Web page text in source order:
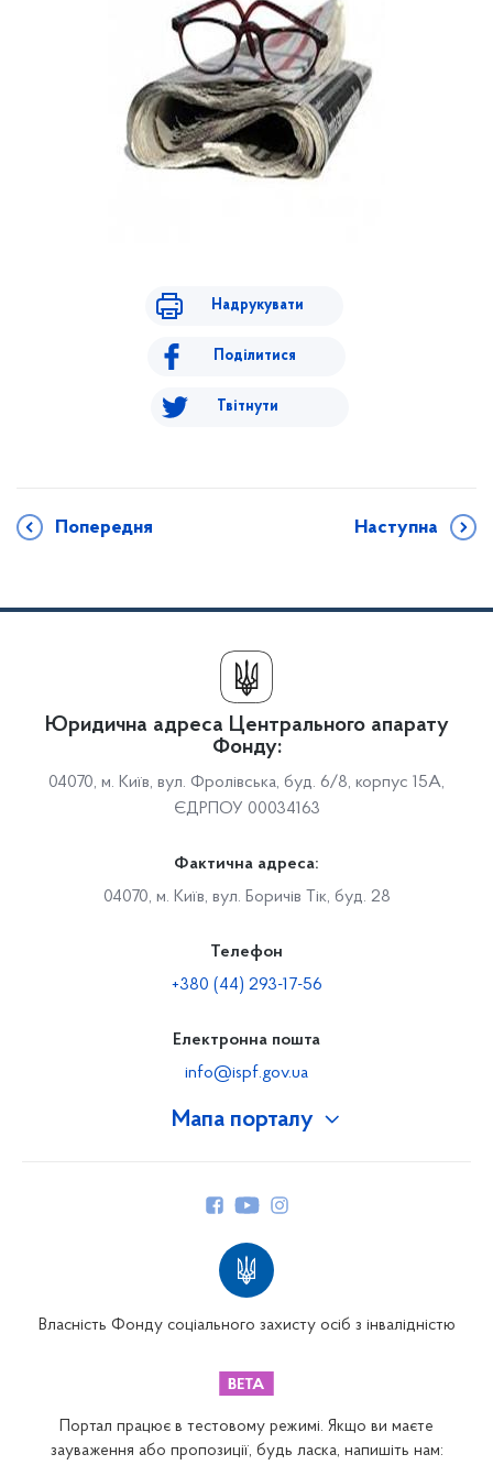
Надрукувати
Поділитися
Твітнути
Попередня Наступна
Мапа порталу
Закарпатське відділення
Юридична адреса Центрального апарату
Фонду:
04070, м. Київ, вул. Фролівська, буд. 6/8, корпус 15А,
ЄДРПОУ 00034163
Фактична адреса:
04070, м. Київ, вул. Боричів Тік, буд. 28
Телефон
+380 (44) 293-17-56
Електронна пошта
info@ispf.gov.ua
Власність Фонду соціального захисту осіб з інвалідністю
Портал працює в тестовому режимі. Якщо ви маєте
зауваження або пропозиції, будь ласка, напишіть нам: